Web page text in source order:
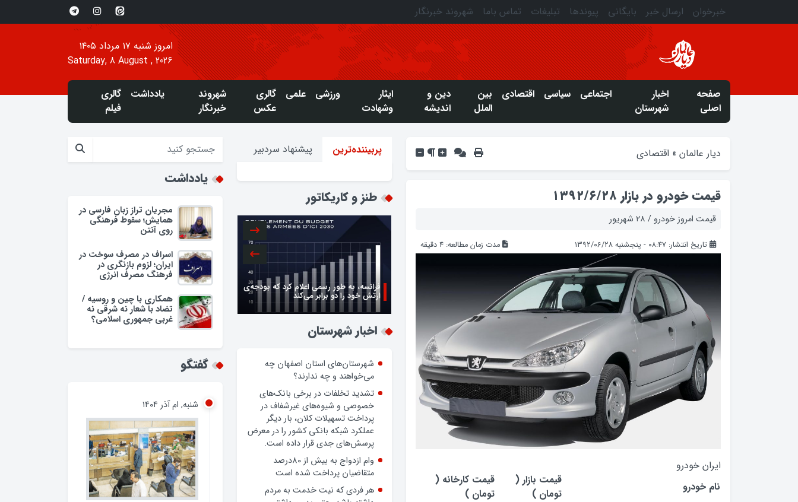
خبرخوان ارسال خبر بایگانی پیوندها تبلیغات تماس باما شهروند خبرنگار
امروز شنبه ۱۷ مرداد ۱۴۰۵
Saturday, 8 August , 2026
صفحه
اصلی
اخبار
شهرستان
اجتماعی سیاسی اقتصادی
بین
الملل
دین و
اندیشه
ایثار
وشهادت
ورزشی علمی
گالری
عکس
شهروند
خبرنگار
یادداشت
گالری
فیلم
دیار عالمان » اقتصادی
قیمت خودرو در بازار ۱۳۹۲/۶/۲۸
قیمت امروز خودرو / ۲۸ شهریور
تاریخ انتشار: ۰۸:۴۷ - پنجشنبه ۱۳۹۲/۰۶/۲۸ مدت زمان مطالعه: 4 دقیقه
ایران خودرو
نام خودرو
قیمت بازار (
تومان )
قیمت کارخانه (
تومان )
پربیننده‌ترین پیشنهاد سردبیر
طنز و کاریکاتور
زن اگر خوب باشه یه زندگی حالش خوبه/
روز زن مبارک
اخبار شهرستان
شهرستان‌های استان اصفهان چه
می‌خواهند و چه ندارند؟
تشدید تخلفات در برخی بانک‌های
خصوصی و شیوه‌های غیرشفاف در
پرداخت تسهیلات کلان، بار دیگر
عملکرد شبکه بانکی کشور را در معرض
پرسش‌های جدی قرار داده است.
وام ازدواج به بیش از 80درصد
یادداشت
مجریان تراز زبان فارسی در
همایش؛ سقوط فرهنگی
روی آنتن
اسراف در مصرف سوخت در
ایران؛ لزوم بازنگری در
فرهنگ مصرف انرژی
همکاری با چین و روسیه /
تضاد با شعار نه شرقی نه
غربی جمهوری اسلامی؟
گفتگو
شنبه, ام آذر ۱۴۰۴